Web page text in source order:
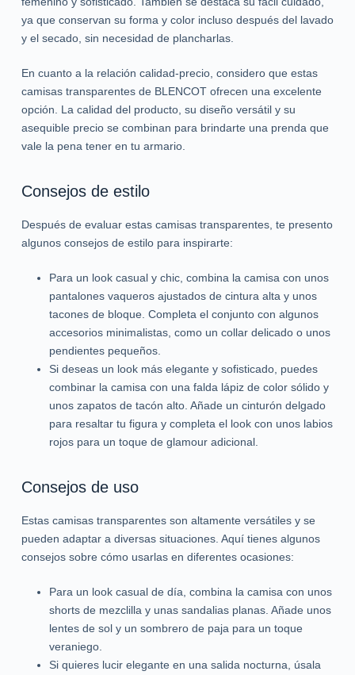
ya que conservan su forma y color incluso después del lavado
y el secado, sin necesidad de plancharlas.
En cuanto a la relación calidad-precio, considero que estas
camisas transparentes de BLENCOT ofrecen una excelente
opción. La calidad del producto, su diseño versátil y su
asequible precio se combinan para brindarte una prenda que
vale la pena tener en tu armario.
Consejos de estilo
Después de evaluar estas camisas transparentes, te presento
algunos consejos de estilo para inspirarte:
Para un look casual y chic, combina la camisa con unos
pantalones vaqueros ajustados de cintura alta y unos
tacones de bloque. Completa el conjunto con algunos
accesorios minimalistas, como un collar delicado o unos
pendientes pequeños.
Si deseas un look más elegante y sofisticado, puedes
combinar la camisa con una falda lápiz de color sólido y
unos zapatos de tacón alto. Añade un cinturón delgado
para resaltar tu figura y completa el look con unos labios
rojos para un toque de glamour adicional.
Consejos de uso
Estas camisas transparentes son altamente versátiles y se
pueden adaptar a diversas situaciones. Aquí tienes algunos
consejos sobre cómo usarlas en diferentes ocasiones:
Para un look casual de día, combina la camisa con unos
shorts de mezclilla y unas sandalias planas. Añade unos
lentes de sol y un sombrero de paja para un toque
veraniego.
Si quieres lucir elegante en una salida nocturna, úsala